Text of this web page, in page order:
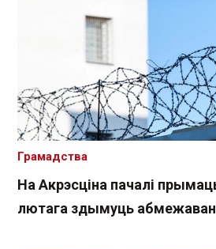
На Акрэсціна пачалі
лютага здымуць
Грамадства